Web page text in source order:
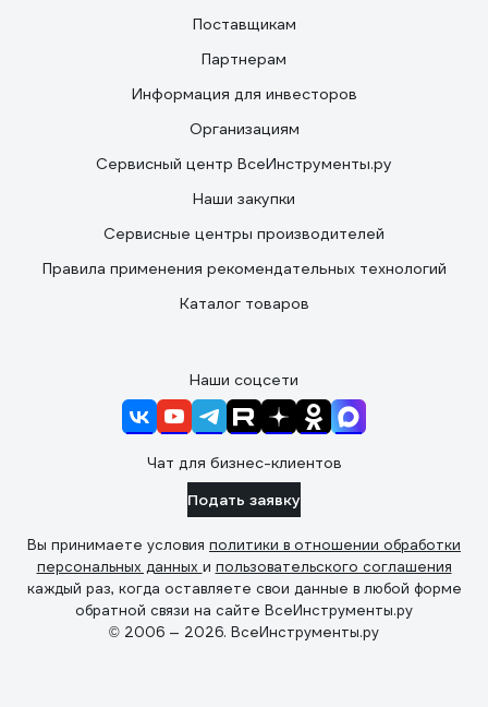
Поставщикам
Партнерам
Информация для инвесторов
Организациям
Сервисный центр ВсеИнструменты.ру
Наши закупки
Сервисные центры производителей
Правила применения рекомендательных технологий
Каталог товаров
Наши соцсети
Чат для бизнес-клиентов
Подать заявку
Вы принимаете условия политики в отношении обработки
персональных данных и пользовательского соглашения
каждый раз, когда оставляете свои данные в любой форме
обратной связи на сайте ВсеИнструменты.ру
© 2006 — 2026. ВсеИнструменты.ру